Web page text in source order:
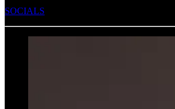
SOCIALS